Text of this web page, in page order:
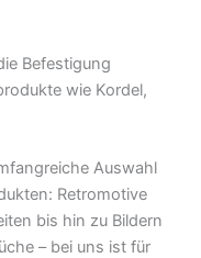
Befestigung
wie Kordel,
Auswahl
Retromotive
bis hin zu Bildern
– bei uns ist für